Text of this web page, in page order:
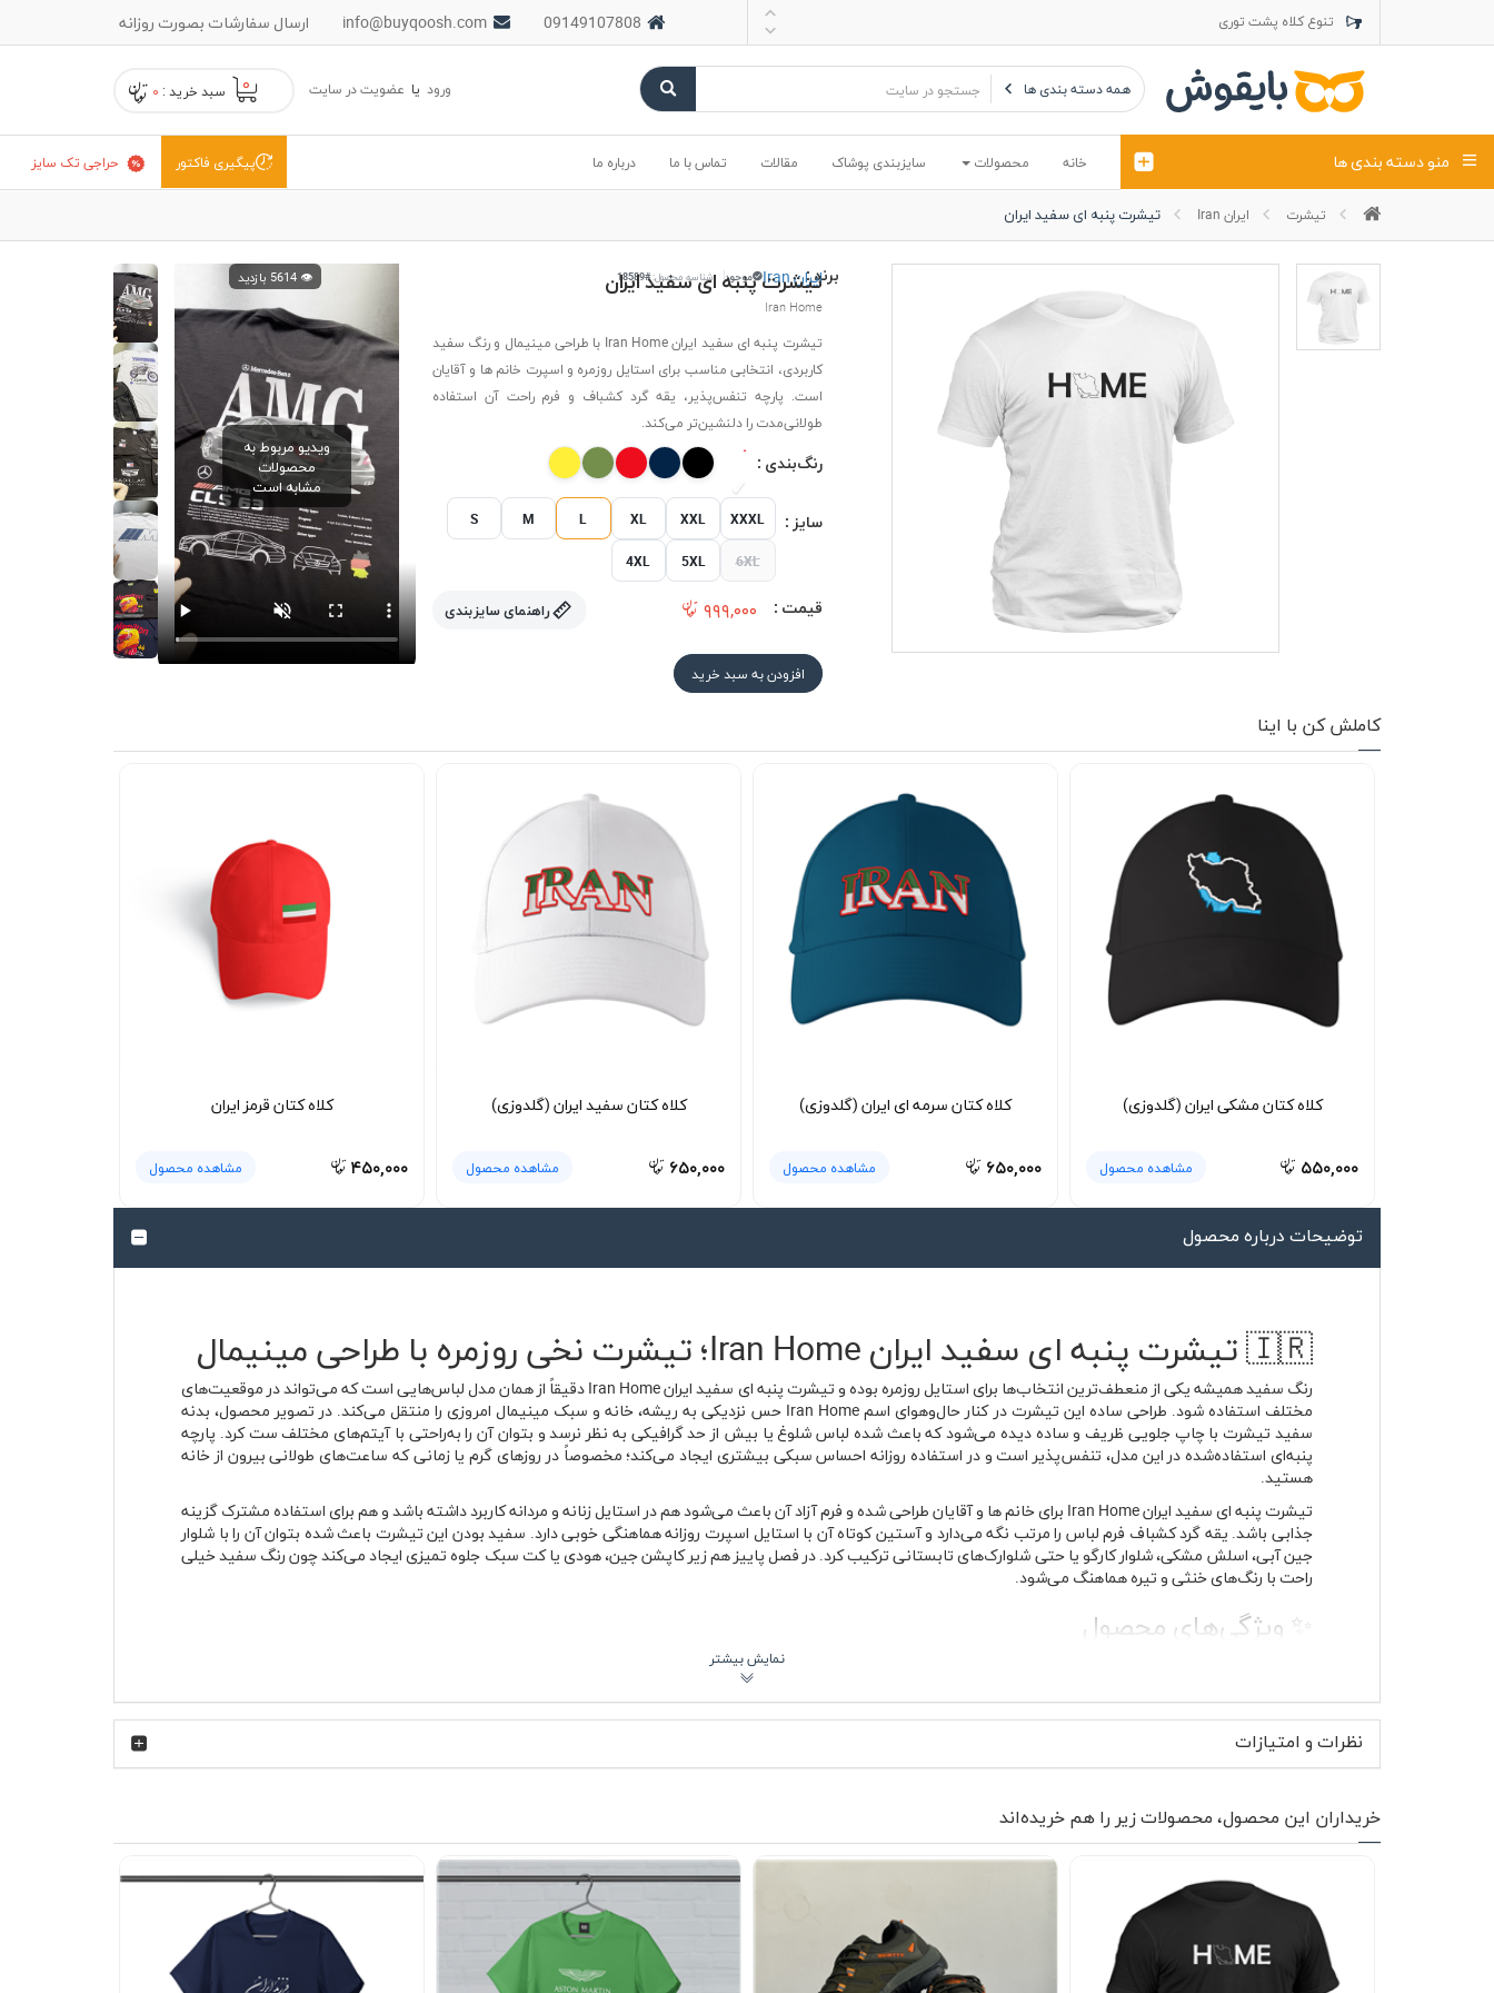
تنوع کلاه پشت توری
تنوع کلاه کتان
تنوع تراول ماک
ارسال سفارشات بصورت روزانه info@buyqoosh.com 09149107808
همه دسته بندی ها ۰ سبد خرید : ۰ ورود یا عضویت در سایت
حراجی تک سایز پیگیری فاکتور خانه محصولات سایزبندی پوشاک مقالات تماس با ما درباره ما منو دسته بندی ها
تیشرت ایران Iran تیشرت پنبه ای سفید ایران
تیشرت پنبه ای سفید ایران
Iran Home
برند :ایران Iran موجود شناسه محصول:#18589
تیشرت پنبه ای سفید ایران Iran Home با طراحی مینیمال و رنگ سفید
کاربردی، انتخابی مناسب برای استایل روزمره و اسپرت خانم ها و آقایان
است. پارچه تنفس‌پذیر، یقه گرد کشباف و فرم راحت آن استفاده
طولانی‌مدت را دلنشین‌تر می‌کند.
رنگ‌بندی :
سایز : S M L XL XXL XXXL
4XL 5XL 6XL
قیمت : ۹۹۹,۰۰۰ راهنمای سایزبندی
افزودن به سبد خرید
👁️ 5614 بازدید
ویدیو مربوط به
محصولات
مشابه است
کاملش کن با اینا
کلاه کتان مشکی ایران (گلدوزی)
۵۵۰,۰۰۰ مشاهده محصول
کلاه کتان سرمه ای ایران (گلدوزی)
۶۵۰,۰۰۰ مشاهده محصول
کلاه کتان سفید ایران (گلدوزی)
۶۵۰,۰۰۰ مشاهده محصول
کلاه کتان قرمز ایران
۴۵۰,۰۰۰ مشاهده محصول
توضیحات درباره محصول
🇮🇷 تیشرت پنبه ای سفید ایران Iran Home؛ تیشرت نخی روزمره با طراحی مینیمال
رنگ سفید همیشه یکی از منعطف‌ترین انتخاب‌ها برای استایل روزمره بوده و تیشرت پنبه ای سفید ایران Iran Home دقیقاً از همان مدل لباس‌هایی است که می‌تواند در موقعیت‌های
مختلف استفاده شود. طراحی ساده این تیشرت در کنار حال‌وهوای اسم Iran Home حس نزدیکی به ریشه، خانه و سبک مینیمال امروزی را منتقل می‌کند. در تصویر محصول، بدنه
سفید تیشرت با چاپ جلویی ظریف و ساده دیده می‌شود که باعث شده لباس شلوغ یا بیش از حد گرافیکی به نظر نرسد و بتوان آن را به‌راحتی با آیتم‌های مختلف ست کرد. پارچه
پنبه‌ای استفاده‌شده در این مدل، تنفس‌پذیر است و در استفاده روزانه احساس سبکی بیشتری ایجاد می‌کند؛ مخصوصاً در روزهای گرم یا زمانی که ساعت‌های طولانی بیرون از خانه
هستید.
تیشرت پنبه ای سفید ایران Iran Home برای خانم ها و آقایان طراحی شده و فرم آزاد آن باعث می‌شود هم در استایل زنانه و مردانه کاربرد داشته باشد و هم برای استفاده مشترک گزینه
جذابی باشد. یقه گرد کشباف فرم لباس را مرتب نگه می‌دارد و آستین کوتاه آن با استایل اسپرت روزانه هماهنگی خوبی دارد. سفید بودن این تیشرت باعث شده بتوان آن را با شلوار
جین آبی، اسلش مشکی، شلوار کارگو یا حتی شلوارک‌های تابستانی ترکیب کرد. در فصل پاییز هم زیر کاپشن جین، هودی یا کت سبک جلوه تمیزی ایجاد می‌کند چون رنگ سفید خیلی
راحت با رنگ‌های خنثی و تیره هماهنگ می‌شود.
✨ ویژگی‌های محصول
یقه گرد کشباف با فرم راحت برای استفاده طولانی
آستین کوتاه مناسب استفاده چهار فصل
پارچه بدون پرز با ظاهر مرتب بعد از استفاده مداوم
دوخت راحت مناسب خانم ها و آقایان
چاپ جلویی ساده و مینیمال با حس مدرن و روزمره
در تیشرت پنبه ای سفید ایران Iran Home تمرکز اصلی روی راحتی و استفاده روزانه بوده است. پارچه نخی کمک می‌کند هوا بهتر در لباس جریان داشته باشد و همین موضوع هنگام
پیاده‌روی، استفاده طولانی در محل کار غیررسمی یا دورهمی‌های دوستانه تفاوت خودش را نشان می‌دهد. جنس پارچه طوری انتخاب شده که سطح لباس بعد از استفاده حالت زبر یا
پرزی پیدا نکند و ظاهر تمیز سفید آن حفظ شود. چاپ جلوی لباس هم به‌گونه‌ای قرار گرفته که تمرکز طراحی را روی بخش سینه نگه دارد و در عین سادگی، تیشرت را از مدل‌های کاملاً
ساده متمایز کند.
اسم Iran Home روی این مدل، حس نزدیکی به هویت ایرانی و مفهوم خانه را در فضایی مدرن و مینیمال منتقل می‌کند. همین موضوع باعث شده این تیشرت بیشتر از یک لباس
ساده روزانه دیده شود و برای کسانی که به استایل ساده اما معنادار علاقه دارند جذاب باشد. ترکیب رنگ سفید با طراحی مینیمال باعث شده این مدل در استایل نیمه‌رسمی هم قابل
نظرات و امتیازات
خریداران این محصول، محصولات زیر را هم خریده‌اند